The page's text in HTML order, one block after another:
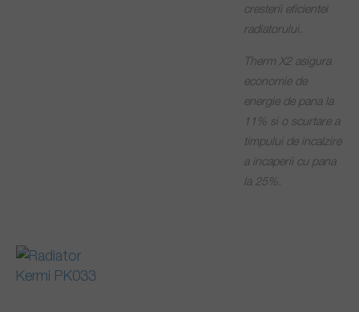
cresterii eficientei
radiatorului.
Therm X2 asigura
economie de
energie de pana la
11% si o scurtare a
timpului de incalzire
a incaperii cu pana
la 25%.